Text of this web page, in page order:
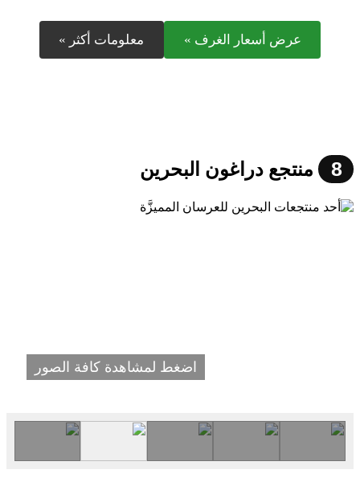
عرض أسعار الغرف » معلومات أكثر »
8 منتجع دراغون البحرين
اضغط لمشاهدة كافة الصور